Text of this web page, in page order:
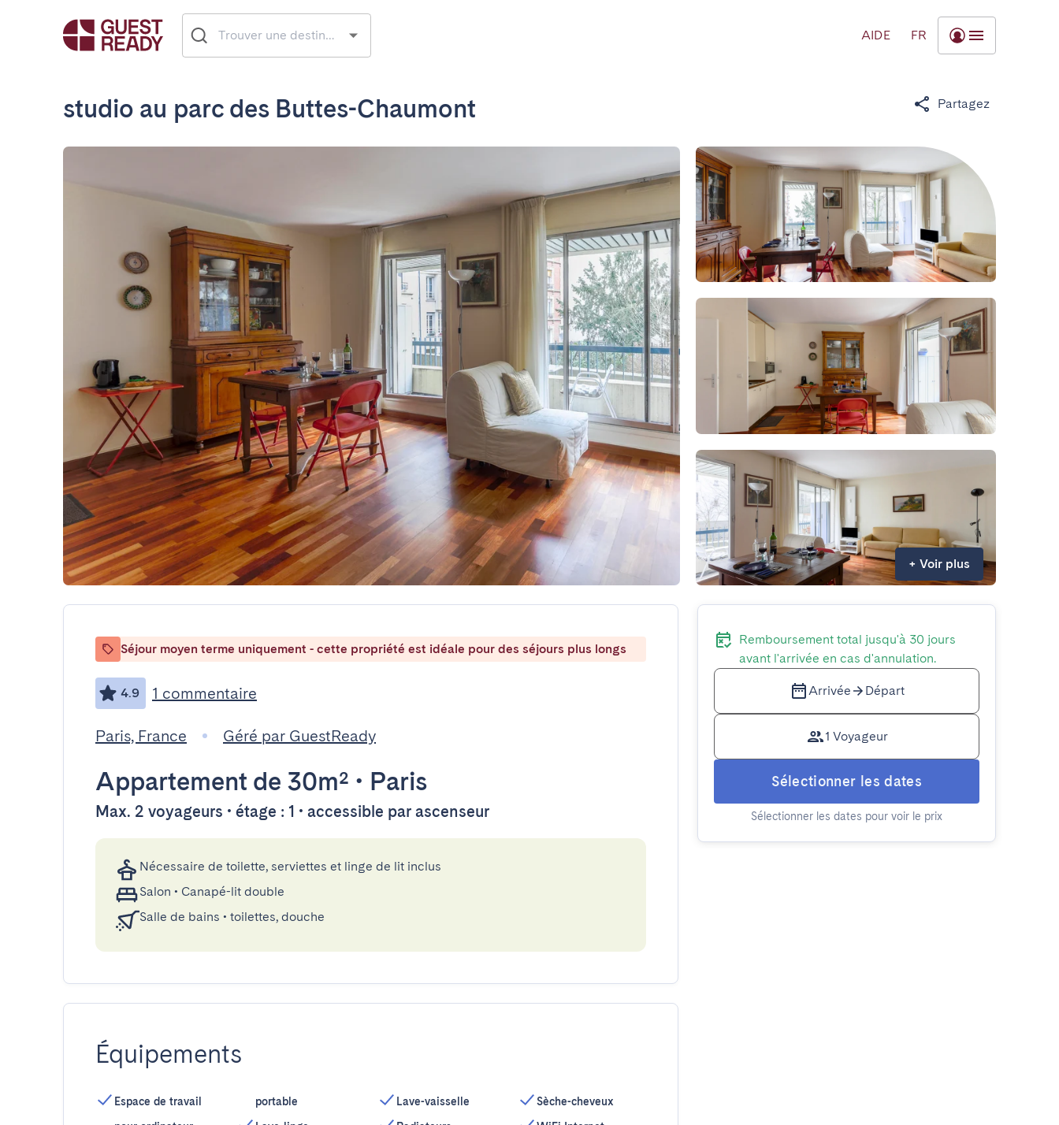
AIDE FR
studio au parc des Buttes-Chaumont Partagez
+ Voir plus
Séjour moyen terme uniquement - cette propriété est idéale pour des séjours plus longs
4.9 1 commentaire
Paris, France Géré par GuestReady
Appartement de 30m² • Paris
Max. 2 voyageurs • étage : 1 • accessible par ascenseur
Nécessaire de toilette, serviettes et linge de lit inclus
Salon • Canapé-lit double
Salle de bains • toilettes, douche
Équipements
Espace de travail
portable
Lave-vaisselle
Sèche-cheveux
Remboursement total jusqu'à 30 jours
avant l'arrivée en cas d'annulation.
Arrivée Départ
1 Voyageur
Sélectionner les dates
Sélectionner les dates pour voir le prix